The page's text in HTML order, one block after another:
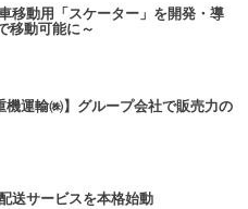
移動用「スケーター」を開発・導
移動可能に～
機運輸㈱】グループ会社で販売力の
送サービスを本格始動